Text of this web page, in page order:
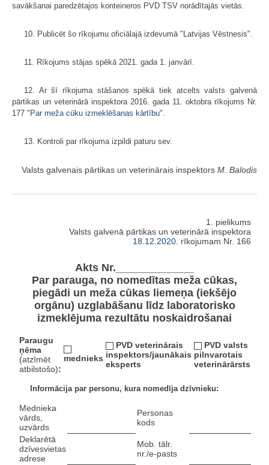
savākšanai paredzētajos konteineros PVD TSV norādītajās vietās.
10. Publicēt šo rīkojumu oficiālajā izdevumā "Latvijas Vēstnesis".
11. Rīkojums stājas spēkā 2021. gada 1. janvārī.
12. Ar šī rīkojuma stāšanos spēkā tiek atcelts valsts galvenā
pārtikas un veterinārā inspektora 2016. gada 11. oktobra rīkojums Nr.
177 " Par meža cūku izmeklēšanas kārtību".
13. Kontroli par rīkojuma izpildi paturu sev.
Valsts galvenais pārtikas un veterinārais inspektors M. Balodis
1. pielikums
Valsts galvenā pārtikas un veterinārā inspektora
18.12.2020. rīkojumam Nr. 166
Akts Nr._____________
Par parauga, no nomedītas meža cūkas,
piegādi un meža cūkas liemeņa (iekšējo
orgānu) uzglabāšanu līdz laboratorisko
izmeklējuma rezultātu noskaidrošanai
Paraugu
ņēma
(atzīmēt
atbilstošo):
mednieks
PVD veterinārais
inspektors/jaunākais
eksperts
PVD valsts
pilnvarotais
veterinārārsts
Informācija par personu, kura nomedīja dzīvnieku:
Mednieka
vārds,
uzvārds
Personas
kods
Deklarētā
dzīvesvietas
adrese
Mob. tālr.
nr./e-pasts